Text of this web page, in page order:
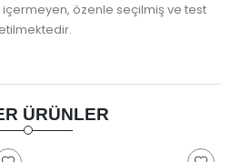
özenle seçilmiş ve test
ÜRÜNLER